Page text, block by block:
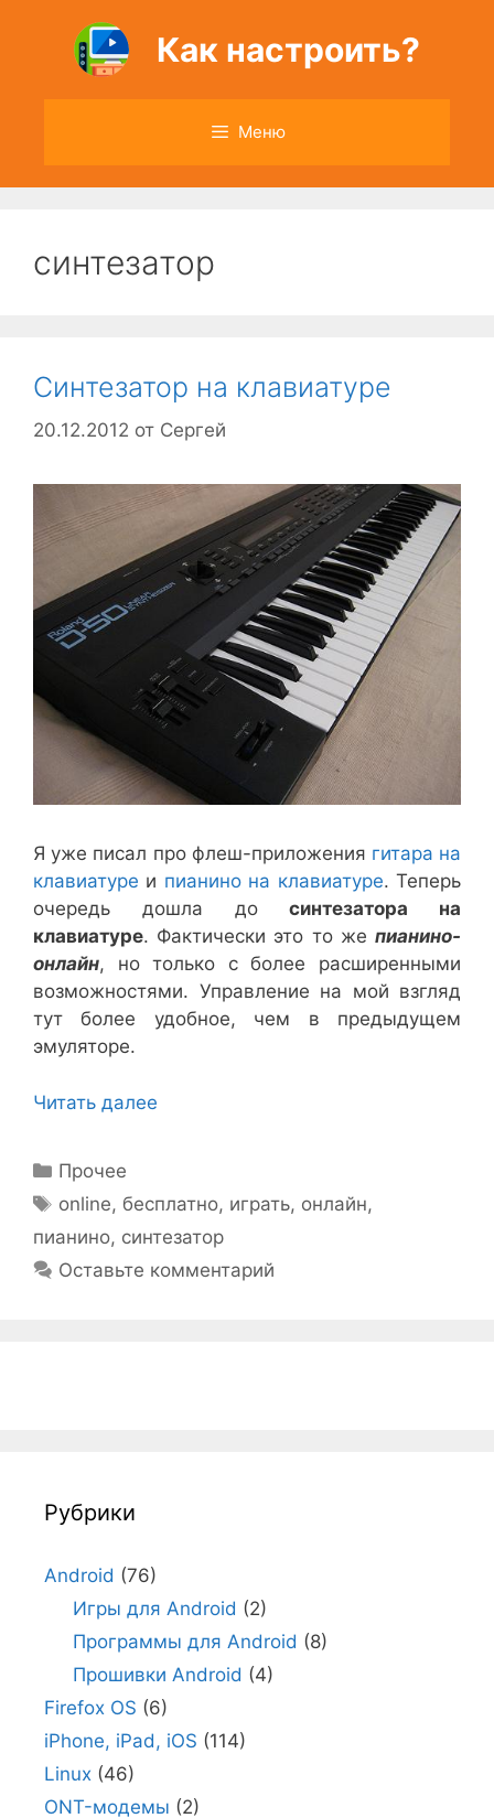
содержимому
Как настроить?
Меню
синтезатор
Синтезатор на клавиатуре
20.12.2012 от Сергей
Я уже писал про флеш-приложения гитара на
клавиатуре и пианино на клавиатуре. Теперь
очередь дошла досинтезатора на
клавиатуре. Фактически это то же пианино-
онлайн, но только с более расширенными
возможностями. Управление на мой взгляд
тут более удобное, чем в предыдущем
эмуляторе.
Читать далее
Рубрики
Прочее
Метки
online, бесплатно, играть, онлайн,
пианино, синтезатор
Оставьте комментарий
Рубрики
Android (76)
Игры для Android (2)
Программы для Android (8)
Прошивки Android (4)
Firefox OS (6)
iPhone, iPad, iOS (114)
Linux (46)
ONT-модемы (2)